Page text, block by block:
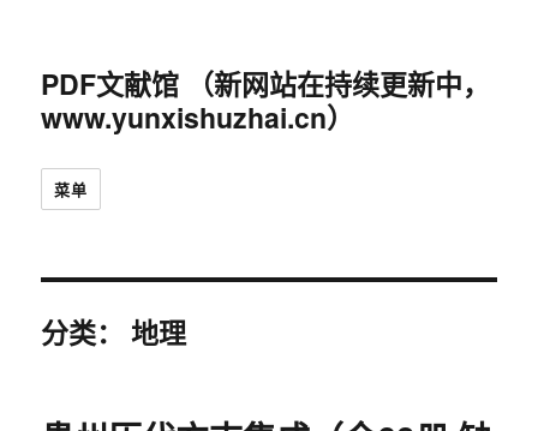
PDF文献馆 （新网站在持续更新中，
www.yunxishuzhai.cn）
菜单
分类：地理